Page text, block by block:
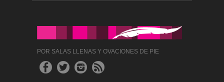
POR SALAS LLENAS Y OVACIONES DE PIE